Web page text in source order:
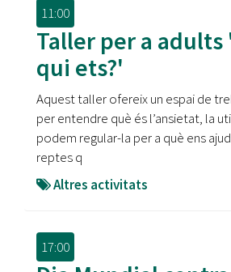
11:00
Taller per a
qui ets?'
Aquest taller ofereix un espai de
per entendre què és l’ansietat, la
podem regular-la per a què ens
reptes q
Altres activitats
17:00